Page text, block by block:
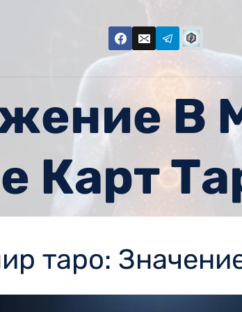
В
Карт
таро: